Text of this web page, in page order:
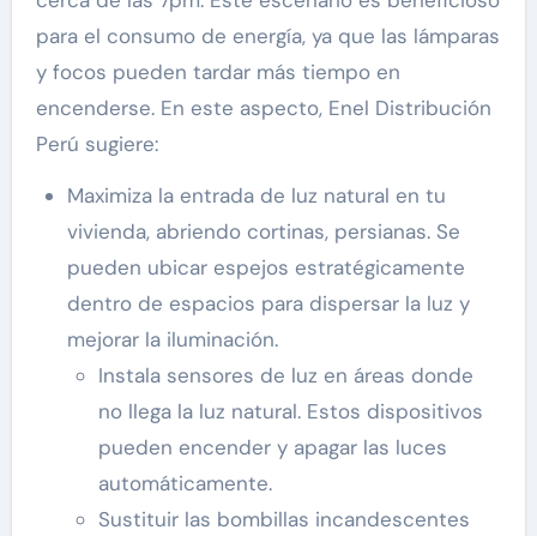
para el consumo de energía, ya que las lámparas
y focos pueden tardar más tiempo en
encenderse. En este aspecto, Enel Distribución
Perú sugiere:
Maximiza la entrada de luz natural en tu
vivienda, abriendo cortinas, persianas. Se
pueden ubicar espejos estratégicamente
dentro de espacios para dispersar la luz y
mejorar la iluminación.
Instala sensores de luz en áreas donde
no llega la luz natural. Estos dispositivos
pueden encender y apagar las luces
automáticamente.
Sustituir las bombillas incandescentes